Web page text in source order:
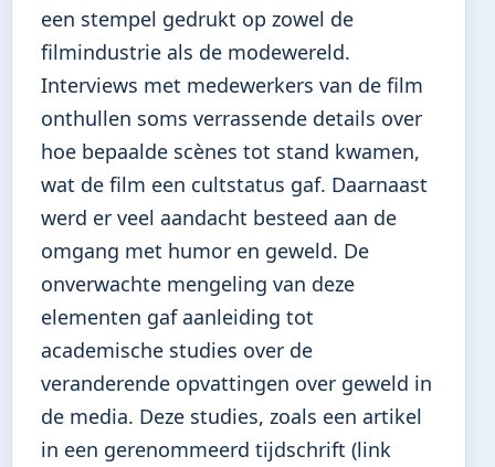
een stempel gedrukt op zowel de
filmindustrie als de modewereld.
Interviews met medewerkers van de film
onthullen soms verrassende details over
hoe bepaalde scènes tot stand kwamen,
wat de film een cultstatus gaf. Daarnaast
werd er veel aandacht besteed aan de
omgang met humor en geweld. De
onverwachte mengeling van deze
elementen gaf aanleiding tot
academische studies over de
veranderende opvattingen over geweld in
de media. Deze studies, zoals een artikel
in een gerenommeerd tijdschrift (link